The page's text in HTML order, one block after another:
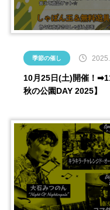
季節の催し
10月25日(土)開催！
秋の公園DAY 2025】